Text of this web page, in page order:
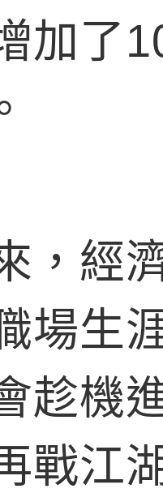
加了
，經
場生
趁機
戰江